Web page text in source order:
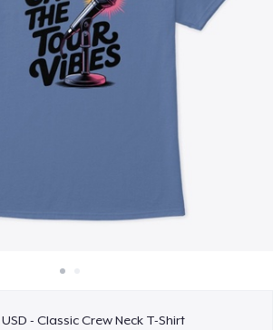
Venda em todo lugar
Venda qualquer coisa
USD - Classic Crew Neck T-Shirt